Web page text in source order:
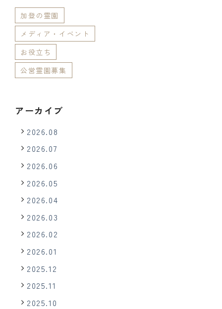
加登の霊園
メディア・イベント
お役立ち
公営霊園募集
アーカイブ
2026.08
2026.07
2026.06
2026.05
2026.04
2026.03
2026.02
2026.01
2025.12
2025.11
2025.10